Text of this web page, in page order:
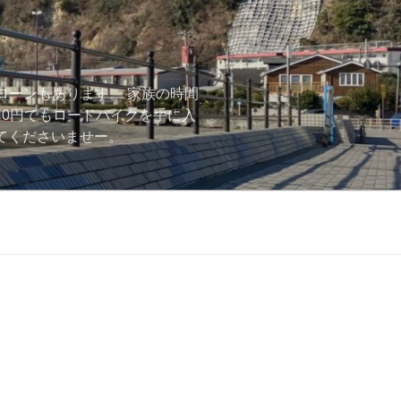
ーンもあります。 家族の時間
円でもロードバイクを手に入
くださいませー。